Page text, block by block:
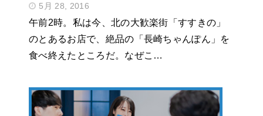
5月 28, 2016
午前2時。私は今、北の大歓楽街「すすきの」
のとあるお店で、絶品の「長崎ちゃんぽん」を
食べ終えたところだ。なぜこ…